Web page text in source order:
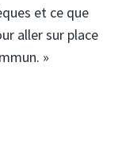
et ce que
aller sur place
»